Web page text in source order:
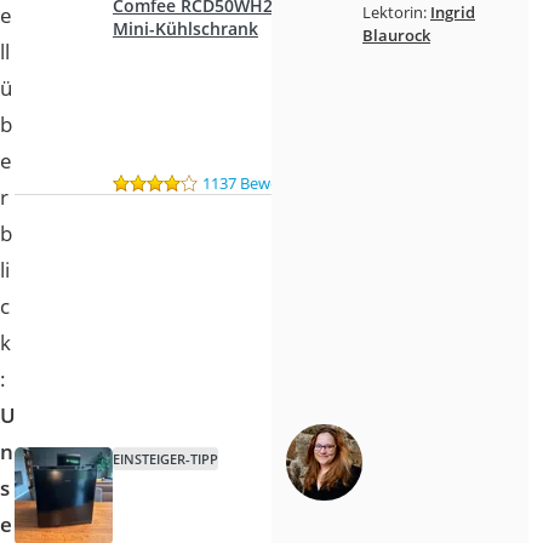
e
ll
ü
b
e
r
b
li
c
k
:
U
n
s
e
Comfee RCD50WH2(E)
Mini-Kühlschrank
1137 Bewertungen
EINSTEIGER-TIPP
Lektorin: Ingrid
Blaurock